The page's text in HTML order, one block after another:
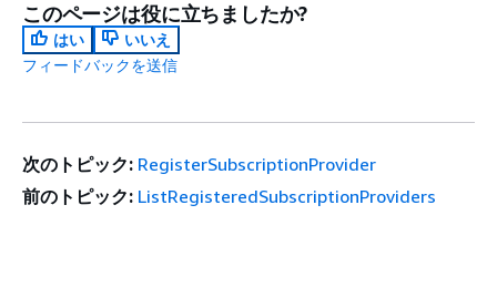
このページは役に立ちましたか?
はい
いいえ
フィードバックを送信
次のトピック: RegisterSubscriptionProvider
前のトピック: ListRegisteredSubscriptionProviders